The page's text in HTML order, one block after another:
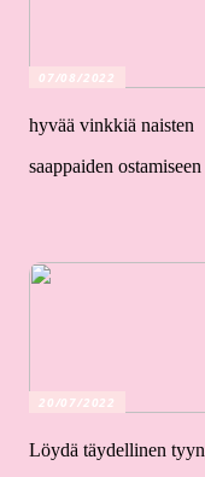
07/08/2022
hyvää vinkkiä naisten
saappaiden ostamiseen
20/07/2022
Löydä täydellinen